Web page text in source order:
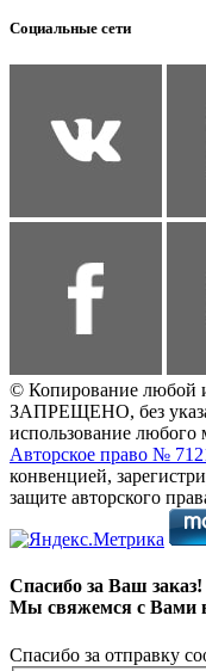
Социальные сети
© Копирование любой
ЗАПРЕЩЕНО, без
использование любого
Авторское право №
конвенцией,
защите авторского
Спасибо за Ваш заказ!
Мы свяжемся с Вами
Спасибо за отправку